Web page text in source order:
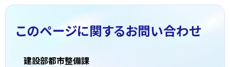
このページに関するお問い合わせ
建設部都市整備課